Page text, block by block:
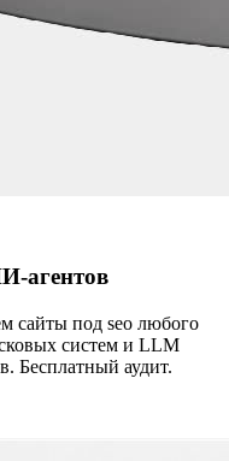
агентов
сайты под seo любого
систем и LLM
Бесплатный аудит.